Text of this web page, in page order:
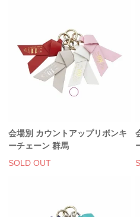
会場別 カウントアップリボンキ
ーチェーン 群馬
SOLD OUT